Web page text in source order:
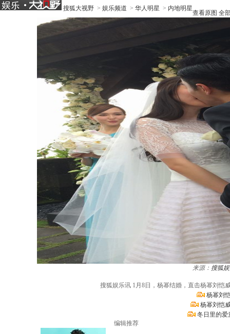
搜狐大视野 > 娱乐频道 > 华人明星 > 内地明星
查看原图 全
来源： 搜狐
搜狐娱乐讯 1月8日，杨幂结婚，直击杨幂刘恺
杨幂刘
杨幂刘恺
冬日里的爱
编辑推荐